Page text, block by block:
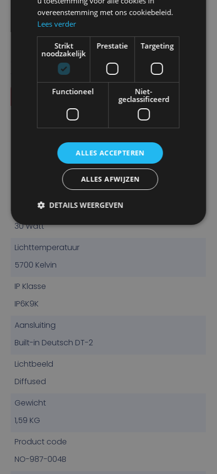
€ 299,00
Alle vermelde prijzen zijn exclusief btw tenzij anders
vermeld.
Vraag offerte aan
SPECIFICATIES
Theoretische Lumen
3100 Lumen
Operationele Lumen
Stroomverbruik
30 Watt
Lichttemperatuur
5700 Kelvin
IP Klasse
IP6K9K
Aansluiting
Built-in Deutsch DT-2
Lichtbeeld
Diffused
Gewicht
1,59 KG
Product code
NO-987-004B
overeenstemming met ons cookiebeleid.
Lees verder
Strikt
noodzakelijk
Prestatie Targeting
Functioneel
Niet-
geclassificeerd
ALLES ACCEPTEREN
ALLES AFWIJZEN
DETAILS WEERGEVEN